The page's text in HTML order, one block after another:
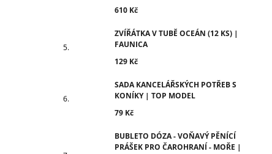
610 Kč
ZVÍŘÁTKA V TUBĚ OCEÁN (12 KS) |
FAUNICA
129 Kč
SADA KANCELÁŘSKÝCH POTŘEB S
KONÍKY | TOP MODEL
79 Kč
BUBLETO DÓZA - VOŇAVÝ PĚNÍCÍ
PRÁŠEK PRO ČAROHRANÍ - MOŘE |